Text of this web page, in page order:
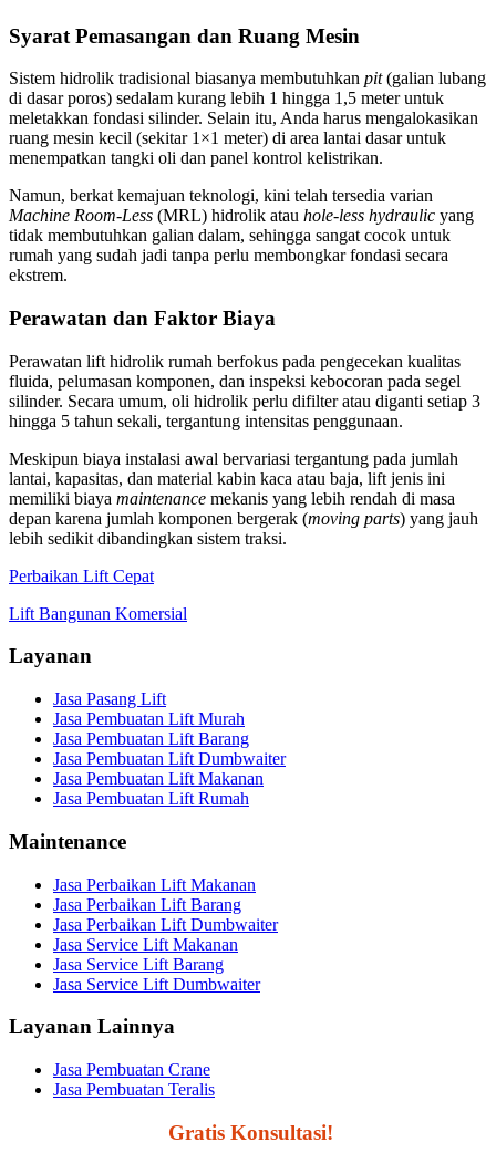
Syarat Pemasangan dan Ruang Mesin
Sistem hidrolik tradisional biasanya membutuhkan pit(galian lubang
di dasar poros) sedalam kurang lebih 1 hingga 1,5 meter untuk
meletakkan fondasi silinder. Selain itu, Anda harus mengalokasikan
ruang mesin kecil (sekitar 1×1 meter) di area lantai dasar untuk
menempatkan tangki oli dan panel kontrol kelistrikan.
Namun, berkat kemajuan teknologi, kini telah tersedia varian
Machine Room-Less (MRL) hidrolik atau hole-less hydraulic yang
tidak membutuhkan galian dalam, sehingga sangat cocok untuk
rumah yang sudah jadi tanpa perlu membongkar fondasi secara
ekstrem.
Perawatan dan Faktor Biaya
Perawatan lift hidrolik rumah berfokus pada pengecekan kualitas
fluida, pelumasan komponen, dan inspeksi kebocoran pada segel
silinder. Secara umum, oli hidrolik perlu difilter atau diganti setiap 3
hingga 5 tahun sekali, tergantung intensitas penggunaan.
Meskipun biaya instalasi awal bervariasi tergantung pada jumlah
lantai, kapasitas, dan material kabin kaca atau baja, lift jenis ini
memiliki biaya maintenance mekanis yang lebih rendah di masa
depan karena jumlah komponen bergerak (moving parts) yang jauh
lebih sedikit dibandingkan sistem traksi.
Perbaikan Lift Cepat
Lift Bangunan Komersial
Layanan
Jasa Pasang Lift
Jasa Pembuatan Lift Murah
Jasa Pembuatan Lift Barang
Jasa Pembuatan Lift Dumbwaiter
Jasa Pembuatan Lift Makanan
Jasa Pembuatan Lift Rumah
Maintenance
Jasa Perbaikan Lift Makanan
Jasa Perbaikan Lift Barang
Jasa Perbaikan Lift Dumbwaiter
Jasa Service Lift Makanan
Jasa Service Lift Barang
Jasa Service Lift Dumbwaiter
Layanan Lainnya
Jasa Pembuatan Crane
Jasa Pembuatan Teralis
Gratis Konsultasi!